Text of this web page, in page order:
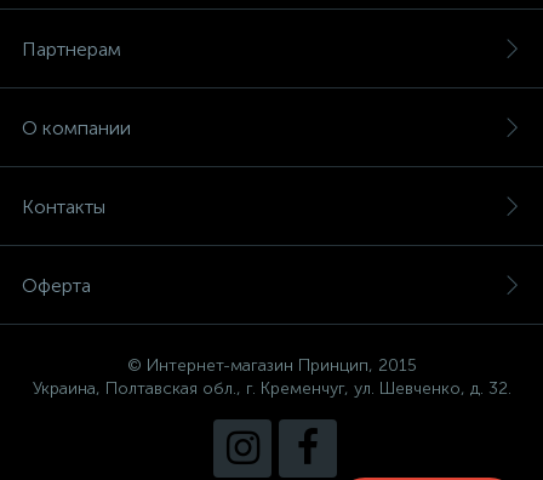
Партнерам
О компании
Контакты
Оферта
© Интернет-магазин Принцип, 2015
Украина, Полтавская обл., г. Кременчуг, ул. Шевченко, д. 32.